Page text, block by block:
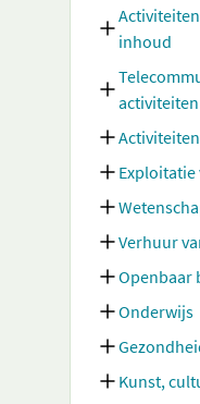
inhoud
Verhuur
Openbaar
Onderwijs
Kunst,